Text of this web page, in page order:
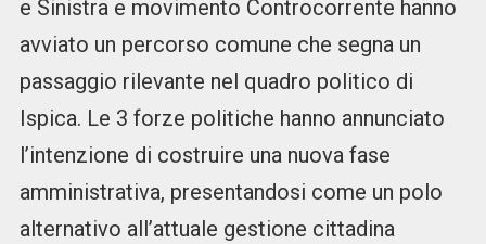
e Sinistra e movimento Controcorrente hanno
avviato un percorso comune che segna un
passaggio rilevante nel quadro politico di
Ispica. Le 3 forze politiche hanno annunciato
l’intenzione di costruire una nuova fase
amministrativa, presentandosi come un polo
alternativo all’attuale gestione cittadina